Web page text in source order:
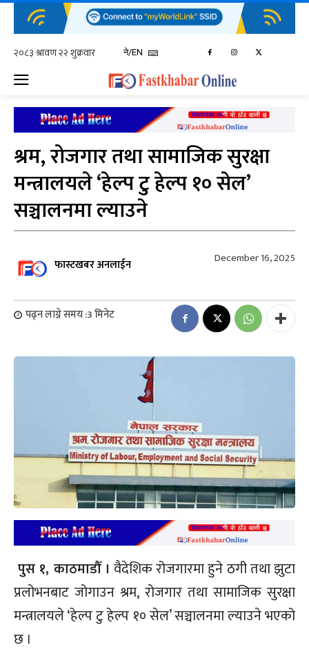
ने/EN
श्रम, रोजगार तथा सामाजिक सुरक्षा
मन्त्रालयले ‘हेल्प टु हेल्प १० सेल’
सञ्चालनमा ल्याउने
फास्टखबर अनलाईन December 16, 2025
पढ्न लाग्ने समय :3मिनेट
पुस १, काठमाडौँ । वैदेशिक रोजगारमा हुने ठगी तथा झुटा
प्रलोभनबाट जोगाउन श्रम, रोजगार तथा सामाजिक सुरक्षा
मन्त्रालयले ‘हेल्प टु हेल्प १० सेल’ सञ्चालनमा ल्याउने भएको
छ ।